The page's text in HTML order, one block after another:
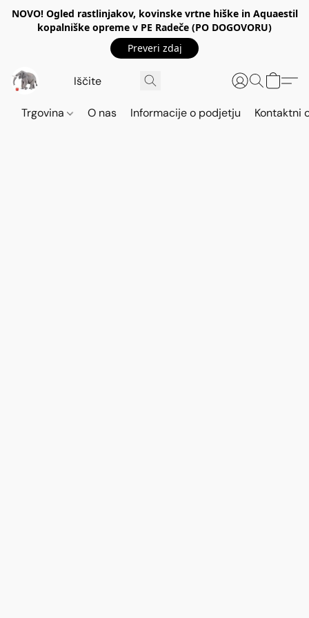
NOVO! Ogled rastlinjakov, kovinske vrtne hiške in Aquaestil
kopalniške opreme v PE Radeče (PO DOGOVORU)
Preveri zdaj
Trgovina O nas Informacije o podjetju Kontaktni